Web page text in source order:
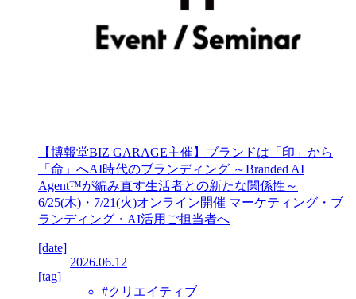
【博報堂BIZ GARAGE主催】ブランドは「印」から
「命」へAI時代のブランディング ～Branded AI
Agent™が編み直す生活者との新たな関係性～
6/25(木)・7/21(火)オンライン開催 マーケティング・ブ
ランディング・AI活用ご担当者へ
[date]
2026.06.12
[tag]
#クリエイティブ